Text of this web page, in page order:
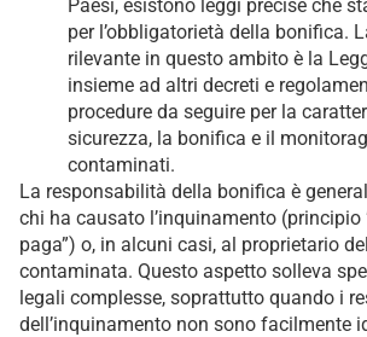
Paesi, esistono leggi precise che
per l’obbligatorietà della bonifica.
rilevante in questo ambito è la
insieme ad altri decreti e
procedure da seguire per la
sicurezza, la bonifica e il
contaminati.
La responsabilità della bonifica è
chi ha causato l’inquinamento (principio
paga”) o, in alcuni casi, al proprietario
contaminata. Questo aspetto solleva
legali complesse, soprattutto quando i
dell’inquinamento non sono facilmente